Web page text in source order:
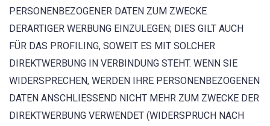
PERSONENBEZOGENER DATEN ZUM ZWECKE
DERARTIGER WERBUNG EINZULEGEN; DIES GILT AUCH
FÜR DAS PROFILING, SOWEIT ES MIT SOLCHER
DIREKTWERBUNG IN VERBINDUNG STEHT. WENN SIE
WIDERSPRECHEN, WERDEN IHRE PERSONENBEZOGENEN
DATEN ANSCHLIESSEND NICHT MEHR ZUM ZWECKE DER
DIREKTWERBUNG VERWENDET (WIDERSPRUCH NACH